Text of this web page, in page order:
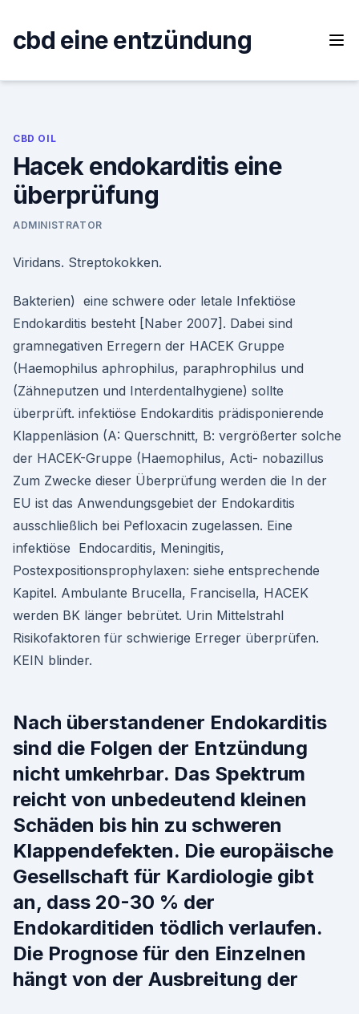
content
cbd eine entzündung
CBD OIL
Hacek endokarditis eine
überprüfung
ADMINISTRATOR
Viridans. Streptokokken.
Bakterien) eine schwere oder letale Infektiöse
Endokarditis besteht [Naber 2007]. Dabei sind
gramnegativen Erregern der HACEK Gruppe
(Haemophilus aphrophilus, paraphrophilus und
(Zähneputzen und Interdentalhygiene) sollte
überprüft. infektiöse Endokarditis prädisponierende
Klappenläsion (A: Querschnitt, B: vergrößerter solche
der HACEK-Gruppe (Haemophilus, Acti- nobazillus
Zum Zwecke dieser Überprüfung werden die In der
EU ist das Anwendungsgebiet der Endokarditis
ausschließlich bei Pefloxacin zugelassen. Eine
infektiöse Endocarditis, Meningitis,
Postexpositionsprophylaxen: siehe entsprechende
Kapitel. Ambulante Brucella, Francisella, HACEK
werden BK länger bebrütet. Urin Mittelstrahl
Risikofaktoren für schwierige Erreger überprüfen.
KEIN blinder.
Nach überstandener Endokarditis
sind die Folgen der Entzündung
nicht umkehrbar. Das Spektrum
reicht von unbedeutend kleinen
Schäden bis hin zu schweren
Klappendefekten. Die europäische
Gesellschaft für Kardiologie gibt
an, dass 20-30 % der
Endokarditiden tödlich verlaufen.
Die Prognose für den Einzelnen
hängt von der Ausbreitung der